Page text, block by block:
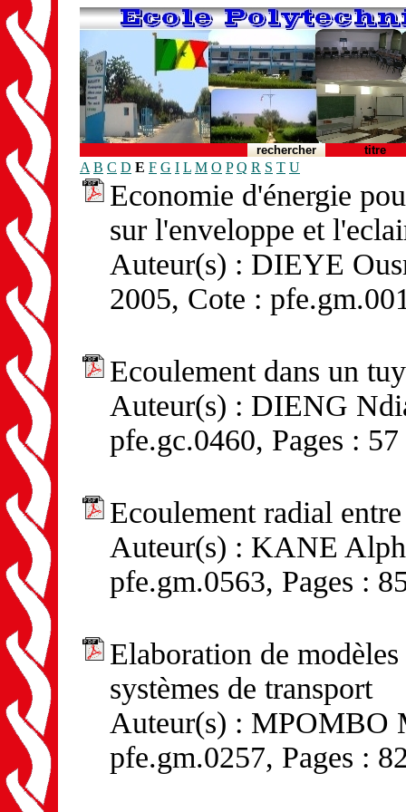
rechercher titre
A B C D E F G I L M O P Q R S T U
Economie d'énergie
sur l'enveloppe et
Auteur(s) : DIEYE
2005, Cote :
Ecoulement dans un
Auteur(s) : DIENG
pfe.gc.0460, Pages : 57
Ecoulement radial
Auteur(s) : KANE
pfe.gm.0563, Pages :
Elaboration de
systèmes de transport
Auteur(s) : MPOMBO
pfe.gm.0257, Pages :